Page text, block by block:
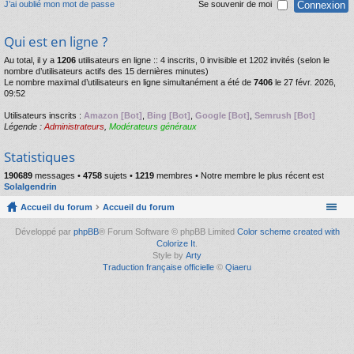
J’ai oublié mon mot de passe Se souvenir de moi
Qui est en ligne ?
Au total, il y a 1206 utilisateurs en ligne :: 4 inscrits, 0 invisible et 1202 invités (selon le
nombre d’utilisateurs actifs des 15 dernières minutes)
Le nombre maximal d’utilisateurs en ligne simultanément a été de 7406 le 27 févr. 2026,
09:52
Utilisateurs inscrits : Amazon [Bot] Bing [Bot] Google [Bot] Semrush [Bot]
Légende : Administrateurs Modérateurs généraux
Statistiques
190689 messages • 4758 sujets • 1219 membres • Notre membre le plus récent est
Solalgendrin
Accueil du forum Accueil du forum
Développé par phpBB® Forum Software © phpBB Limited Color scheme created with
Colorize It.
Style by Arty
Traduction française officielle © Qiaeru